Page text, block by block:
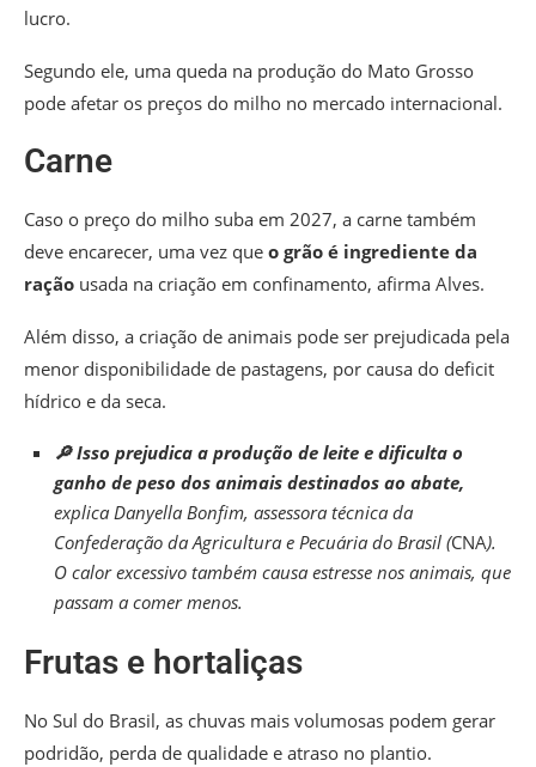
lucro.
Segundo ele, uma queda na produção do Mato Grosso
pode afetar os preços do milho no mercado internacional.
Carne
Caso o preço do milho suba em 2027, a carne também
deve encarecer, uma vez que o grão é ingrediente da
ração usada na criação em confinamento, afirma Alves.
Além disso, a criação de animais pode ser prejudicada pela
menor disponibilidade de pastagens, por causa do deficit
hídrico e da seca.
🔎 Isso prejudica a produção de leite e dificulta o
ganho de peso dos animais destinados ao abate,
explica Danyella Bonfim, assessora técnica da
Confederação da Agricultura e Pecuária do Brasil (CNA).
O calor excessivo também causa estresse nos animais, que
passam a comer menos.
Frutas e hortaliças
No Sul do Brasil, as chuvas mais volumosas podem gerar
podridão, perda de qualidade e atraso no plantio.